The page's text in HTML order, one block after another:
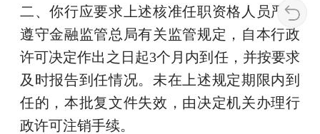
二、你行应要求上述核准任职资格人员严格
遵守金融监管总局有关监管规定，自本行政
许可决定作出之日起3个月内到任，并按要求
及时报告到任情况。未在上述规定期限内到
任的，本批复文件失效，由决定机关办理行
政许可注销手续。